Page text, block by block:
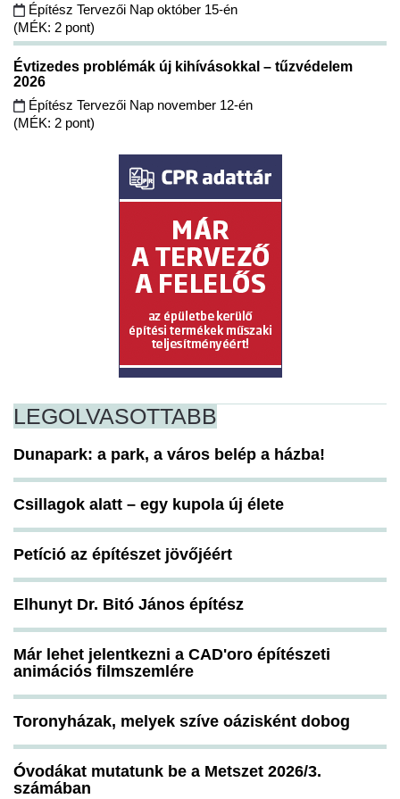
Építész Tervezői Nap október 15-én
(MÉK: 2 pont)
Évtizedes problémák új kihívásokkal – tűzvédelem
2026
Építész Tervezői Nap november 12-én
(MÉK: 2 pont)
LEGOLVASOTTABB
Dunapark: a park, a város belép a házba!
Csillagok alatt – egy kupola új élete
Petíció az építészet jövőjéért
Elhunyt Dr. Bitó János építész
Már lehet jelentkezni a CAD'oro építészeti
animációs filmszemlére
Toronyházak, melyek szíve oázisként dobog
Óvodákat mutatunk be a Metszet 2026/3.
számában